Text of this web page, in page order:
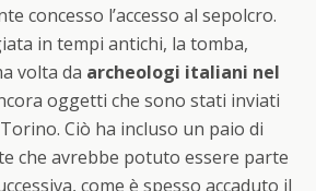
concesso l’accesso al sepolcro.
in tempi antichi, la tomba,
volta da archeologi italiani nel
oggetti che sono stati inviati
Ciò ha incluso un paio di
che avrebbe potuto essere parte
come è spesso accaduto il